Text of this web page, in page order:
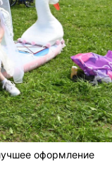
оформление